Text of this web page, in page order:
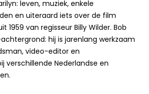
leven, muziek, enkele
en uiteraard iets over de film
1959 van regisseur Billy Wilder. Bob
hij is jarenlang werkzaam
video-editor en
verschillende Nederlandse en